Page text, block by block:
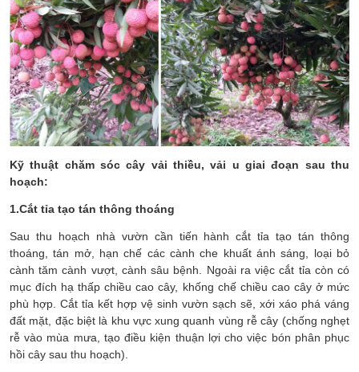
Kỹ thuật chăm sóc cây vải thiều, vải u giai đoạn sau thu
hoạch:
1.Cắt tỉa tạo tán thông thoáng
Sau thu hoạch nhà vườn cần tiến hành cắt tỉa tạo tán thông
thoáng, tán mở, hạn chế các cành che khuất ánh sáng, loại bỏ
cành tăm cành vượt, cành sâu bệnh. Ngoài ra việc cắt tỉa còn có
mục đích hạ thấp chiều cao cây, khống chế chiều cao cây ở mức
phù hợp. Cắt tỉa kết hợp vệ sinh vườn sạch sẽ, xới xáo phá váng
đất mặt, đặc biệt là khu vực xung quanh vùng rễ cây (chống nghẹt
rễ vào mùa mưa, tạo điều kiện thuận lợi cho việc bón phân phục
hồi cây sau thu hoạch).